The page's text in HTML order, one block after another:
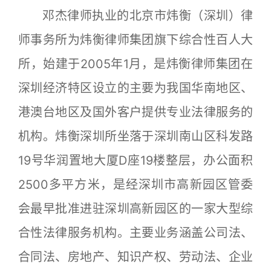
邓杰律师执业的北京市炜衡（深圳）律
师事务所为炜衡律师集团旗下综合性百人大
所，始建于2005年1月，是炜衡律师集团在
深圳经济特区设立的主要为我国华南地区、
港澳台地区及国外客户提供专业法律服务的
机构。炜衡深圳所坐落于深圳南山区科发路
19号华润置地大厦D座19楼整层，办公面积
2500多平方米，是经深圳市高新园区管委
会最早批准进驻深圳高新园区的一家大型综
合性法律服务机构。主要业务涵盖公司法、
合同法、房地产、知识产权、劳动法、企业